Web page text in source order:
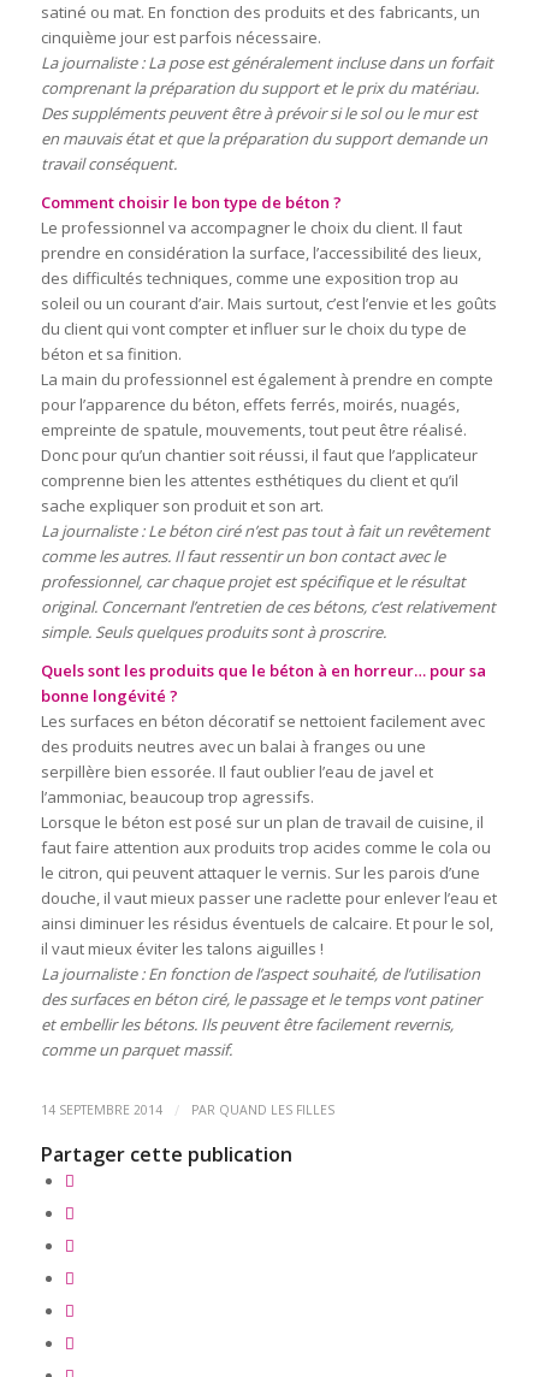
satiné ou mat. En fonction des produits et des fabricants, un
cinquième jour est parfois nécessaire.
La journaliste : La pose est généralement incluse dans un forfait
comprenant la préparation du support et le prix du matériau.
Des suppléments peuvent être à prévoir si le sol ou le mur est
en mauvais état et que la préparation du support demande un
travail conséquent.
Comment choisir le bon type de béton ?
Le professionnel va accompagner le choix du client. Il faut
prendre en considération la surface, l’accessibilité des lieux,
des difficultés techniques, comme une exposition trop au
soleil ou un courant d’air. Mais surtout, c’est l’envie et les goûts
du client qui vont compter et influer sur le choix du type de
béton et sa finition.
La main du professionnel est également à prendre en compte
pour l’apparence du béton, effets ferrés, moirés, nuagés,
empreinte de spatule, mouvements, tout peut être réalisé.
Donc pour qu’un chantier soit réussi, il faut que l’applicateur
comprenne bien les attentes esthétiques du client et qu’il
sache expliquer son produit et son art.
La journaliste : Le béton ciré n’est pas tout à fait un revêtement
comme les autres. Il faut ressentir un bon contact avec le
professionnel, car chaque projet est spécifique et le résultat
original. Concernant l’entretien de ces bétons, c’est relativement
simple. Seuls quelques produits sont à proscrire.
Quels sont les produits que le béton à en horreur… pour sa
bonne longévité ?
Les surfaces en béton décoratif se nettoient facilement avec
des produits neutres avec un balai à franges ou une
serpillère bien essorée. Il faut oublier l’eau de javel et
l’ammoniac, beaucoup trop agressifs.
Lorsque le béton est posé sur un plan de travail de cuisine, il
faut faire attention aux produits trop acides comme le cola ou
le citron, qui peuvent attaquer le vernis. Sur les parois d’une
douche, il vaut mieux passer une raclette pour enlever l’eau et
ainsi diminuer les résidus éventuels de calcaire. Et pour le sol,
il vaut mieux éviter les talons aiguilles !
La journaliste : En fonction de l’aspect souhaité, de l’utilisation
des surfaces en béton ciré, le passage et le temps vont patiner
et embellir les bétons. Ils peuvent être facilement revernis,
comme un parquet massif.
14 SEPTEMBRE 2014 / PAR QUAND LES FILLES
Partager cette publication